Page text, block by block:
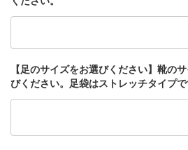
【足のサイズをお選びください】靴の
びください。足袋はストレッチタイプで